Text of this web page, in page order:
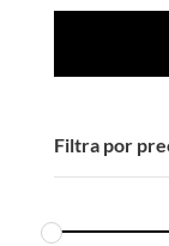
Filtra por
S/